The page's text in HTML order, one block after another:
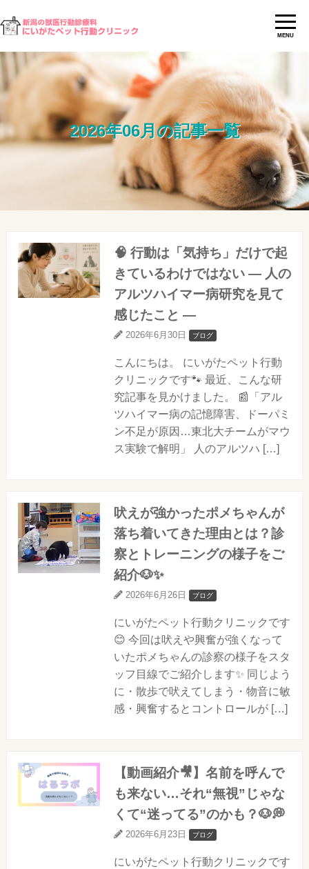
MENU
2026年06月の記事一覧
🧠 行動は「気持ち」だけで起
きているわけではない ― 人の
アルツハイマー病研究を見て
感じたこと ―
2026年6月30日 ブログ
こんにちは。 にいがたペット行動
クリニックです🐾 最近、こんな研
究記事を見かけました。 📰「アル
ツハイマー病の記憶障害、ドーパミ
ン不足が原因…東北大チームがマウ
ス実験で解明」 人のアルツハ […]
吠えが強かったポメちゃんが
落ち着いてきた理由とは？診
察とトレーニングの様子をご
紹介🐶✨
2026年6月26日 ブログ
にいがたペット行動クリニックです
😊 今回は吠えや興奮が強くなって
いたポメちゃんの診察の様子をスタ
ッフ目線でご紹介します✨ 同じよう
に・散歩で吠えてしまう・物音に敏
感・興奮するとコントロールが […]
【動画紹介🎥】名前を呼んで
も来ない…それ“無視”じゃな
くて“迷ってる”のかも？🐶💭
2026年6月23日 ブログ
にいがたペット行動クリニックです